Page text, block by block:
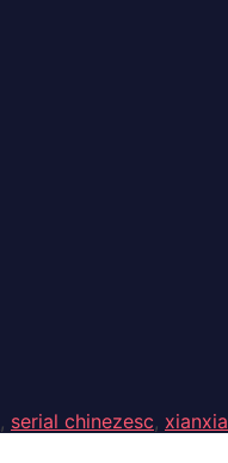
, serial chinezesc, xianxia